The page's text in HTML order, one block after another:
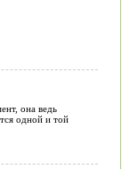
она ведь
одной и той